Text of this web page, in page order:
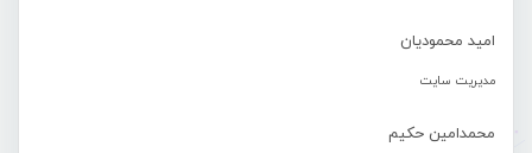
امید محمودیان
مدیریت سایت
محمدامین حکیم